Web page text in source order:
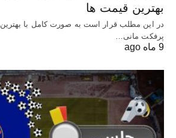
بهترین قیمت ها
در این مطلب قرار است به صورت کامل با
پرفکت مانی…
9 ماه ago